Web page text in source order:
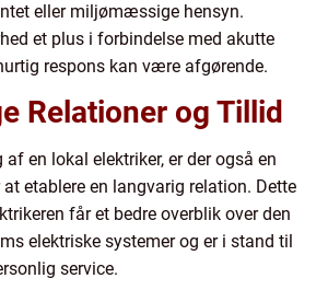
eller miljømæssige hensyn.
et plus i forbindelse med akutte
respons kan være afgørende.
Relationer og Tillid
en lokal elektriker, er der også en
etablere en langvarig relation. Dette
får et bedre overblik over den
elektriske systemer og er i stand til
service.